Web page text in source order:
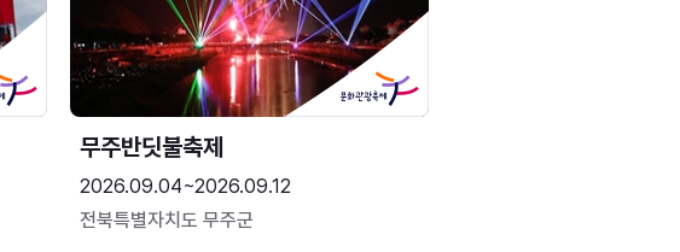
무주반딧불축제
2026.09.04~2026.09.12
전북특별자치도 무주군